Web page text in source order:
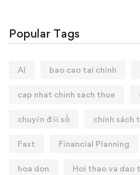
Popular Tags
AI bao cao tai chinh
cap nhat chinh sach thue
chuyển đổi số chính sách
Fast Financial Planning
hoa don Hoi thao va dao